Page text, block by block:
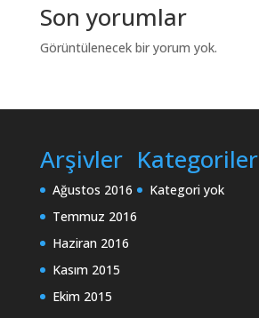
Son yorumlar
Görüntülenecek bir yorum yok.
Arşivler
Ağustos 2016
Temmuz 2016
Haziran 2016
Kasım 2015
Ekim 2015
Kategoriler
Kategori yok